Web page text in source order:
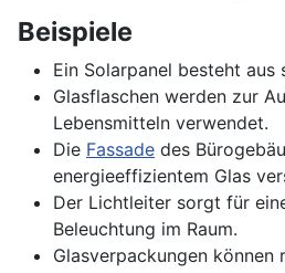
Beispiele
Ein Solarpanel besteht aus
Glasflaschen werden zur
Lebensmitteln verwendet.
Die Fassade des
energieeffizientem Glas
Der Lichtleiter sorgt für
Beleuchtung im Raum.
Glasverpackungen können